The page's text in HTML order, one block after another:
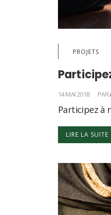
PROJETS
14 MAI 2018 PAR
Participez à
LIRE LA SUITE